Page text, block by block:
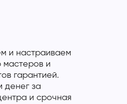
и настраиваем
мастеров и
гарантией.
денег за
и срочная